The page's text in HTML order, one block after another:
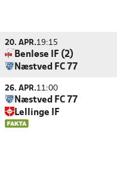
20. APR.19:15
Benløse IF (2)
Næstved FC 77
26. APR.11:00
Næstved FC 77
Lellinge IF